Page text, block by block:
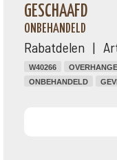
GESCHAAFD
ONBEHANDELD
Rabatdelen |
W40266
ONBEHANDELD